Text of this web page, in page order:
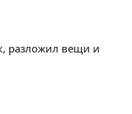
разложил вещи и